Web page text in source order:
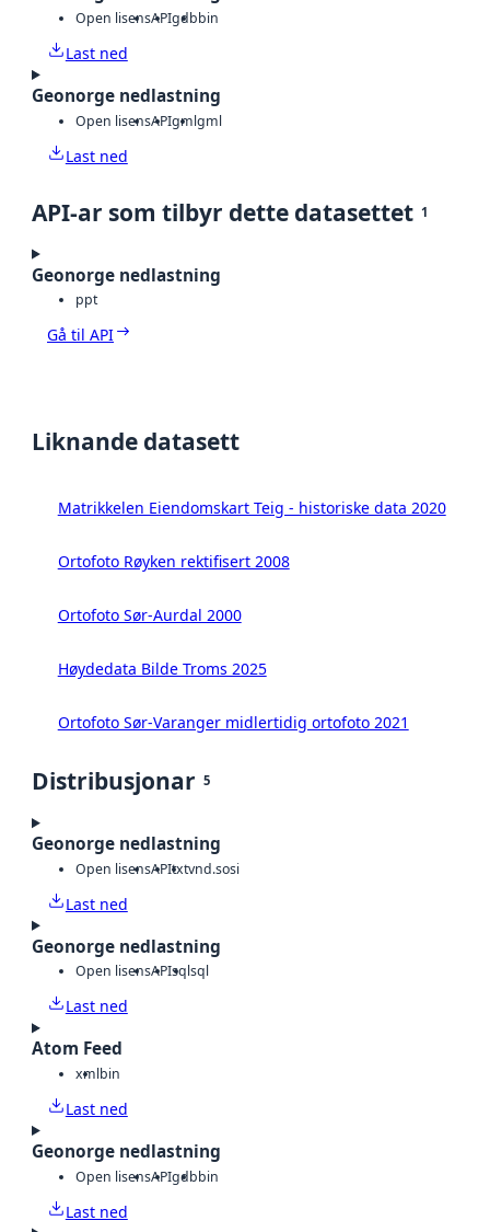
Open lisensAPIgdbbin
Last ned
Geonorge nedlastning
Open lisensAPIgmlgml
Last ned
API-ar som tilbyr dette datasettet 1
Geonorge nedlastning
ppt
Gå til API
Liknande datasett
Matrikkelen Eiendomskart Teig - historiske data 2020
Ortofoto Røyken rektifisert 2008
Ortofoto Sør-Aurdal 2000
Høydedata Bilde Troms 2025
Ortofoto Sør-Varanger midlertidig ortofoto 2021
Distribusjonar 5
Geonorge nedlastning
Open lisensAPItxtvnd.sosi
Last ned
Geonorge nedlastning
Open lisensAPIsqlsql
Last ned
Atom Feed
xmlbin
Last ned
Geonorge nedlastning
Open lisensAPIgdbbin
Last ned